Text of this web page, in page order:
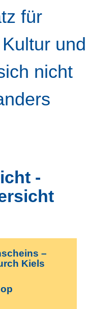
für
und
nicht
-
–
Kiels